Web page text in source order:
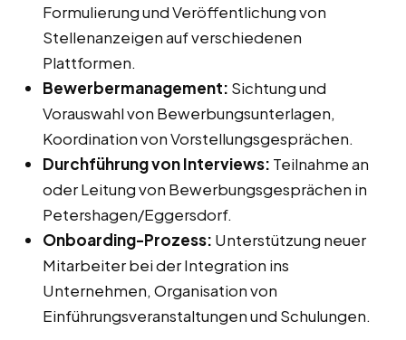
Formulierung und Veröffentlichung von
Stellenanzeigen auf verschiedenen
Plattformen.
Bewerbermanagement: Sichtung und
Vorauswahl von Bewerbungsunterlagen,
Koordination von Vorstellungsgesprächen.
Durchführung von Interviews: Teilnahme an
oder Leitung von Bewerbungsgesprächen in
Petershagen/Eggersdorf.
Onboarding-Prozess: Unterstützung neuer
Mitarbeiter bei der Integration ins
Unternehmen, Organisation von
Einführungsveranstaltungen und Schulungen.